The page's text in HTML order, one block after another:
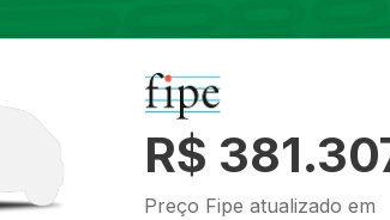
R$
Preço Fipe atualizado em